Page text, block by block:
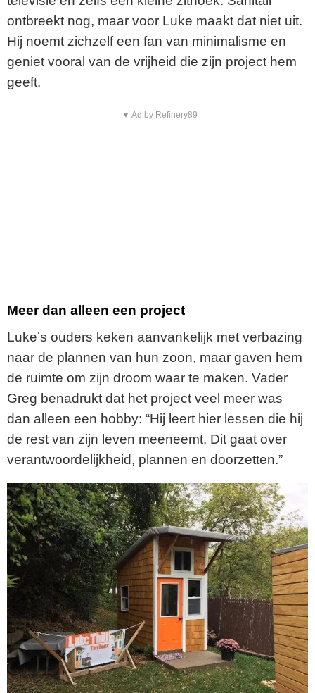
ontbreekt nog, maar voor Luke maakt dat niet uit.
Hij noemt zichzelf een fan van minimalisme en
geniet vooral van de vrijheid die zijn project hem
geeft.
▼ Ad by Refinery89
Meer dan alleen een project
Luke’s ouders keken aanvankelijk met verbazing
naar de plannen van hun zoon, maar gaven hem
de ruimte om zijn droom waar te maken. Vader
Greg benadrukt dat het project veel meer was
dan alleen een hobby: “Hij leert hier lessen die hij
de rest van zijn leven meeneemt. Dit gaat over
verantwoordelijkheid, plannen en doorzetten.”